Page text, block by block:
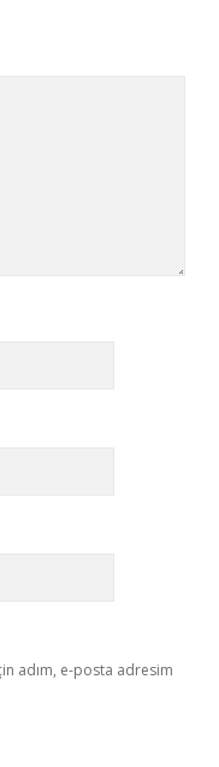
adım, e-posta adresim